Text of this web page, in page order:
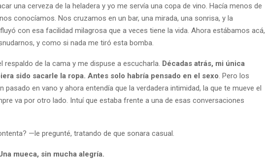
una cerveza de la heladera y yo me servía una copa de vino. Hacía menos de
conocíamos. Nos cruzamos en un bar, una mirada, una sonrisa, y la
con esa facilidad milagrosa que a veces tiene la vida. Ahora estábamos acá,
y como si nada me tiró esta bomba.
respaldo de la cama y me dispuse a escucharla. Décadas atrás, mi única
sido sacarle la ropa. Antes solo habría pensado en el sexo. Pero los
pasado en vano y ahora entendía que la verdadera intimidad, la que te mueve el
va por otro lado. Intuí que estaba frente a una de esas conversaciones
—le pregunté, tratando de que sonara casual.
mueca, sin mucha alegría.